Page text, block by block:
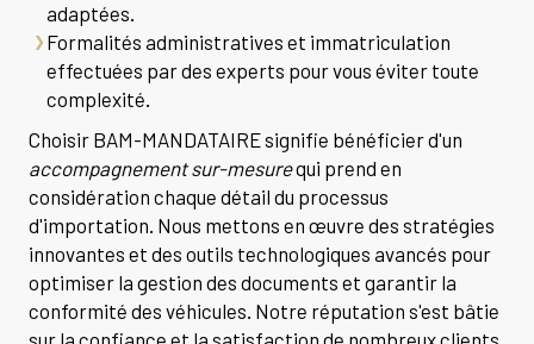
adaptées.
Formalités administratives et immatriculation
effectuées par des experts pour vous éviter toute
complexité.
Choisir BAM-MANDATAIRE signifie bénéficier d'un
accompagnement sur-mesurequi prend en
considération chaque détail du processus
d'importation. Nous mettons en œuvre des stratégies
innovantes et des outils technologiques avancés pour
optimiser la gestion des documents et garantir la
conformité des véhicules. Notre réputation s'est bâtie